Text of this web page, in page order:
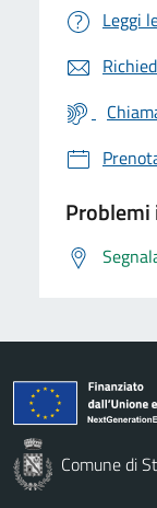
Leggi
Comune di